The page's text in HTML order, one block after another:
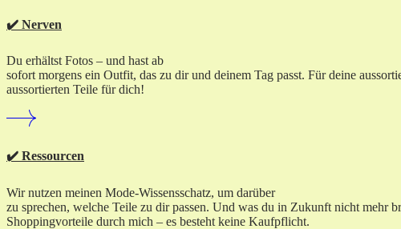
✔️ Nerven
Du erhältst Fotos – und hast ab
sofort morgens ein Outfit, das zu dir und deinem Tag passt. Für deine
aussortierten Teile für dich!
✔️ Ressourcen
Wir nutzen meinen Mode-Wissensschatz, um darüber
zu sprechen, welche Teile zu dir passen. Und was du in Zukunft nicht mehr
Shoppingvorteile durch mich – es besteht keine Kaufpflicht.